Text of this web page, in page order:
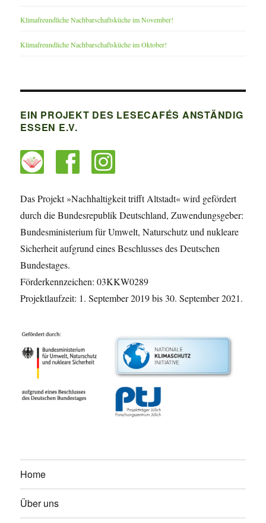
Klimafreundliche Nachbarschaftsküche im November!
Klimafreundliche Nachbarschaftsküche im Oktober!
EIN PROJEKT DES LESECAFÉS ANSTÄNDIG
ESSEN E.V.
Das Projekt »Nachhaltigkeit trifft Altstadt« wird gefördert
durch die Bundesrepublik Deutschland, Zuwendungsgeber:
Bundesministerium für Umwelt, Naturschutz und nukleare
Sicherheit aufgrund eines Beschlusses des Deutschen
Bundestages.
Förderkennzeichen: 03KKW0289
Projektlaufzeit: 1. September 2019 bis 30. September 2021.
Home
Über uns